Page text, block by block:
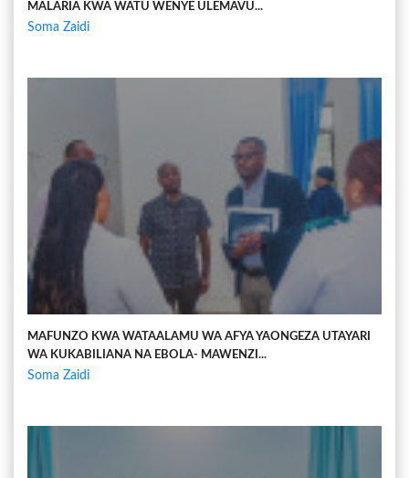
MALARIA KWA WATU WENYE ULEMAVU...
Soma Zaidi
MAFUNZO KWA WATAALAMU WA AFYA YAONGEZA UTAYARI
WA KUKABILIANA NA EBOLA- MAWENZI...
Soma Zaidi